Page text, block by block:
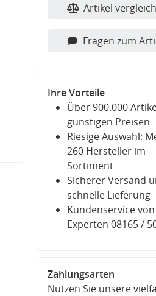
Artikel
Fragen zum
Ihre Vorteile
Über 900.000
günstigen Preisen
Riesige Auswahl:
260 Hersteller im
Sortiment
Sicherer Versand
schnelle Lieferung
Kundenservice von
Experten 08165 /
Zahlungsarten
Nutzen Sie unsere